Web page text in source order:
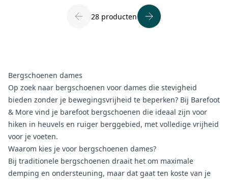
28 producten
Bergschoenen dames
Op zoek naar bergschoenen voor dames die stevigheid
bieden zonder je bewegingsvrijheid te beperken? Bij Barefoot
& More vind je barefoot bergschoenen die ideaal zijn voor
hiken in heuvels en ruiger berggebied, met volledige vrijheid
voor je voeten.
Waarom kies je voor bergschoenen dames?
Bij traditionele bergschoenen draait het om maximale
demping en ondersteuning, maar dat gaat ten koste van je